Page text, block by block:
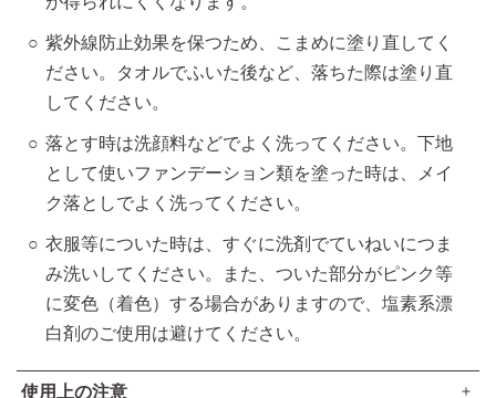
紫外線防止効果を保つため、こまめに塗り直してく
ださい。タオルでふいた後など、落ちた際は塗り直
してください。
落とす時は洗顔料などでよく洗ってください。下地
として使いファンデーション類を塗った時は、メイ
ク落としでよく洗ってください。
衣服等についた時は、すぐに洗剤でていねいにつま
み洗いしてください。また、ついた部分がピンク等
に変色（着色）する場合がありますので、塩素系漂
白剤のご使用は避けてください。
使用上の注意